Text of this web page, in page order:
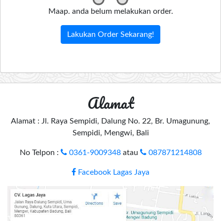
Maap. anda belum melakukan order.
Lakukan Order Sekarang!
Alamat
Alamat : Jl. Raya Sempidi, Dalung No. 22, Br. Umagunung,
Sempidi, Mengwi, Bali
No Telpon : 0361-9009348atau 087871214808
Facebook Lagas Jaya